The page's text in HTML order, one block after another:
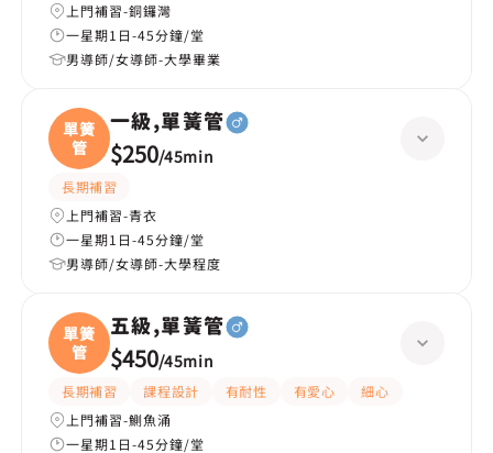
上門補習-銅鑼灣
一星期1日-45分鐘/堂
男導師/女導師-大學畢業
單簧
管
一級,單簧管
$250/45min
長期補習
上門補習-青衣
一星期1日-45分鐘/堂
男導師/女導師-大學程度
單簧
管
五級,單簧管
$450/45min
長期補習 課程設計 有耐性 有愛心
細心
上門補習-鰂魚涌
一星期1日-45分鐘/堂